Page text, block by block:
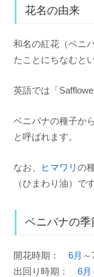
花名の由来
和名の紅花（ベニ
たことにちなむと
英語では「
ベニバナの種子か
と呼ばれます。
なお、 ヒマワリ の
（ひまわり油）です
ベニバナの季
開花時期： 6月 ～
出回り時期： 6月